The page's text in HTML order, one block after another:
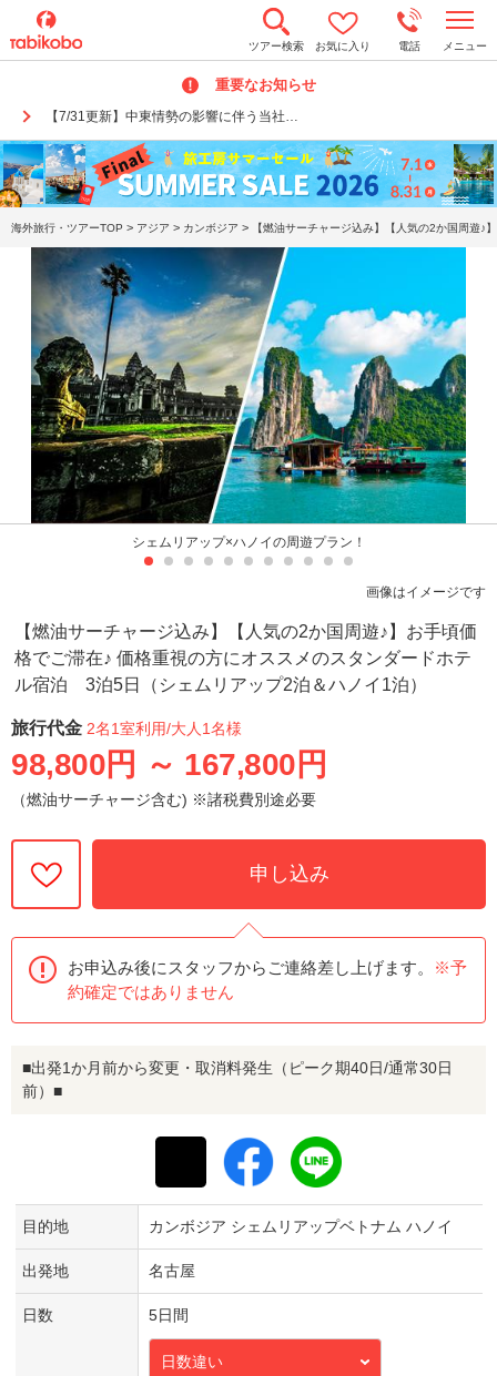
ツアー検索 お気に入り 電話 メニュー
重要なお知らせ
【7/31更新】中東情勢の影響に伴う当社…
o
n
a
v
i
g
a
t
海外旅行・ツアーTOP > アジア > カンボジア > 【燃油サーチャージ込み】【人気の2か国周遊
シェムリアップ×ハノイの周遊プラン！
画像はイメージです
【燃油サーチャージ込み】【人気の2か国周遊♪】お手頃価
格でご滞在♪ 価格重視の方にオススメのスタンダードホテ
ル宿泊 3泊5日（シェムリアップ2泊＆ハノイ1泊）
旅行代金 2名1室利用/大人1名様
98,800円 ～ 167,800円
（燃油サーチャージ含む) ※諸税費別途必要
申し込み
お申込み後にスタッフからご連絡差し上げます。
※予
約確定ではありません
■出発1か月前から変更・取消料発生（ピーク期40日/通常30日
前）■
目的地 カンボジア シェムリアップベトナム ハノイ
出発地 名古屋
日数 5日間
日数違い